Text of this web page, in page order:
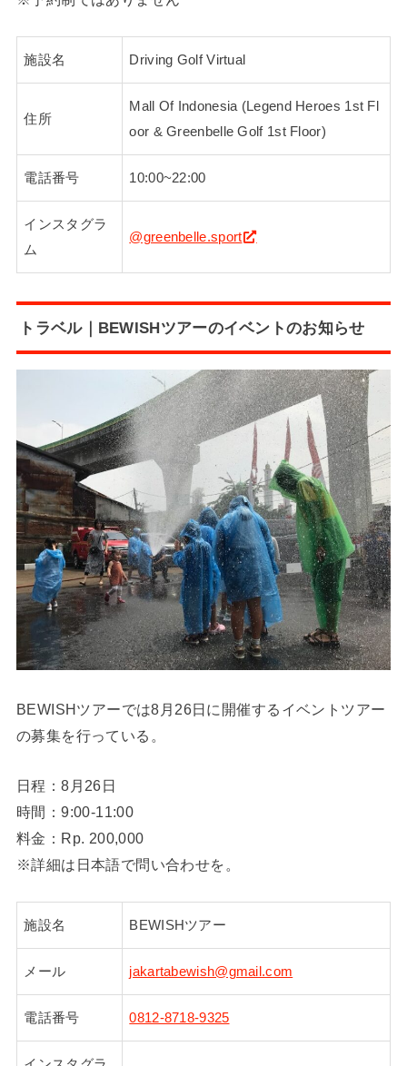
施設名 Driving Golf Virtual
住所
Mall Of Indonesia (Legend Heroes 1st Fl
oor & Greenbelle Golf 1st Floor)
電話番号 10:00~22:00
インスタグラ
ム
@greenbelle.sport
トラベル｜BEWISHツアーのイベントのお知らせ
BEWISHツアーでは8月26日に開催するイベントツアー
の募集を行っている。
日程：8月26日
時間：9:00-11:00
料金：Rp. 200,000
※詳細は日本語で問い合わせを。
施設名 BEWISHツアー
メール jakartabewish@gmail.com
電話番号 0812-8718-9325